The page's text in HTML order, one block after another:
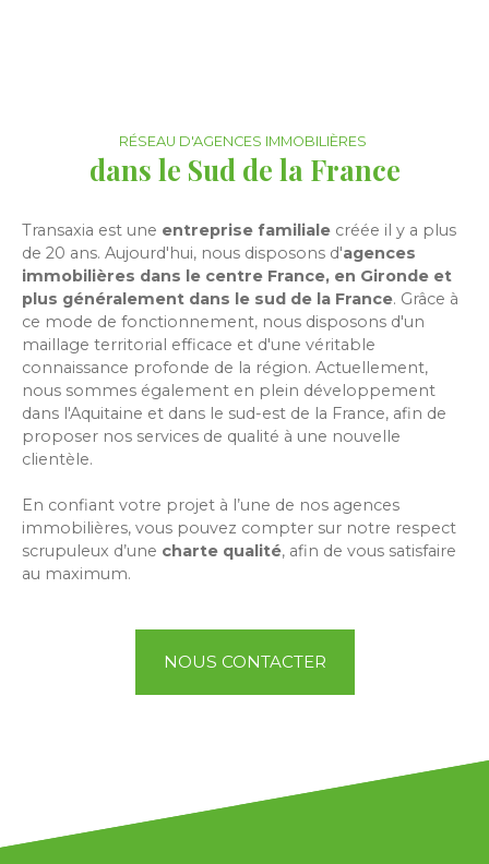
RÉSEAU D'AGENCES IMMOBILIÈRES
dans le Sud de la France
Transaxia est une entreprise familiale créée il y a plus
de 20 ans. Aujourd'hui, nous disposons d'agences
immobilières dans le centre France, en Gironde et
plus généralement dans le sud de la France. Grâce à
ce mode de fonctionnement, nous disposons d'un
maillage territorial efficace et d'une véritable
connaissance profonde de la région. Actuellement,
nous sommes également en plein développement
dans l'Aquitaine et dans le sud-est de la France, afin de
proposer nos services de qualité à une nouvelle
clientèle.
En confiant votre projet à l’une de nos agences
immobilières, vous pouvez compter sur notre respect
scrupuleux d’une charte qualité, afin de vous satisfaire
au maximum.
NOUS CONTACTER